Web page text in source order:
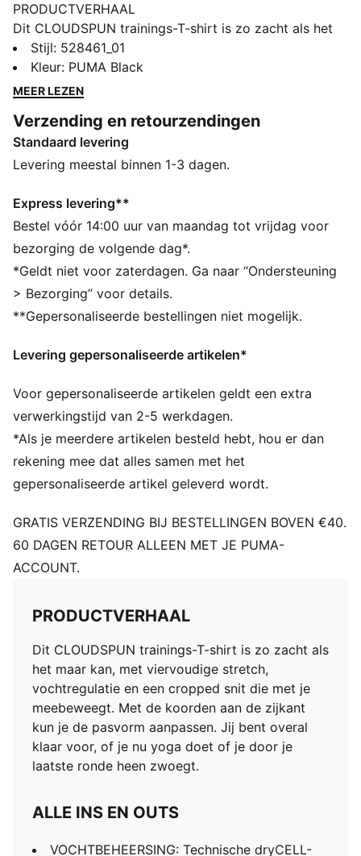
PRODUCTVERHAAL
Dit CLOUDSPUN trainings-T-shirt is zo zacht als het
maar kan, met viervoudige stretch, vochtregulatie en
een cropped snit die met je meebeweegt. Met de
koorden aan de zijkant kun je de pasvorm aanpassen.
door je laatste ronde heen zwoegt.
ALLE INS EN OUTS
VOCHTBEHEERSING: Technische dryCELL-materialen
comfortabel blijft
PREMIUM COMFORT + PASVORM: Superzachte
CLOUDSPUN-materialen combineren een
prestatiegericht ontwerp met viervoudige stretch voor
meer bewegingsvrijheid en comfort
Gemaakt met minstens 30% gerecyclede materialen.
DETAILS
Type hoofdmateriaal: Geribbeld
Korte mouwen
Lengte: Kort
Stijl: 528461_01
Kleur: PUMA Black
MEER LEZEN
Verzending en retourzendingen
Standaard levering
Levering meestal binnen 1-3 dagen.
Express levering**
Bestel vóór 14:00 uur van maandag tot vrijdag voor
bezorging de volgende dag*.
*Geldt niet voor zaterdagen. Ga naar “Ondersteuning
> Bezorging” voor details.
**Gepersonaliseerde bestellingen niet mogelijk.
Levering gepersonaliseerde artikelen*
Voor gepersonaliseerde artikelen geldt een extra
verwerkingstijd van 2-5 werkdagen.
*Als je meerdere artikelen besteld hebt, hou er dan
rekening mee dat alles samen met het
gepersonaliseerde artikel geleverd wordt.
GRATIS VERZENDING BIJ BESTELLINGEN BOVEN €40.
60 DAGEN RETOUR ALLEEN MET JE PUMA-
ACCOUNT.
PRODUCTVERHAAL
Dit CLOUDSPUN trainings-T-shirt is zo zacht als
het maar kan, met viervoudige stretch,
vochtregulatie en een cropped snit die met je
meebeweegt. Met de koorden aan de zijkant
kun je de pasvorm aanpassen. Jij bent overal
klaar voor, of je nu yoga doet of je door je
laatste ronde heen zwoegt.
ALLE INS EN OUTS
VOCHTBEHEERSING: Technische dryCELL-